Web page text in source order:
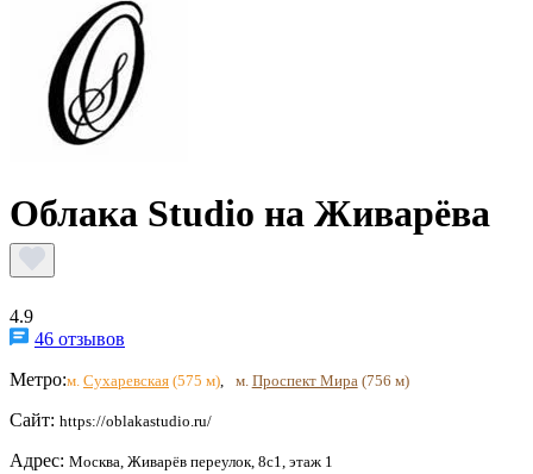
Облака Studio на Живарёва
4.9
46 отзывов
Метро:м. Сухаревская (575 м) м. Проспект Мира (756 м)
Сайт: https://oblakastudio.ru/
Адрес: Москва, Живарёв переулок, 8с1, этаж 1